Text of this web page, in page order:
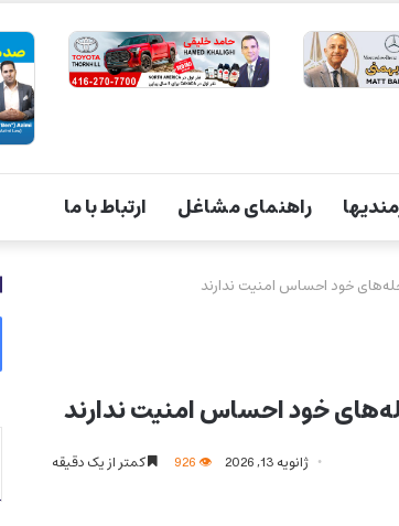
راهنمای مشاغل ارتباط با ما
ژانویه 13, 2026 کمتر از یک دقیقه